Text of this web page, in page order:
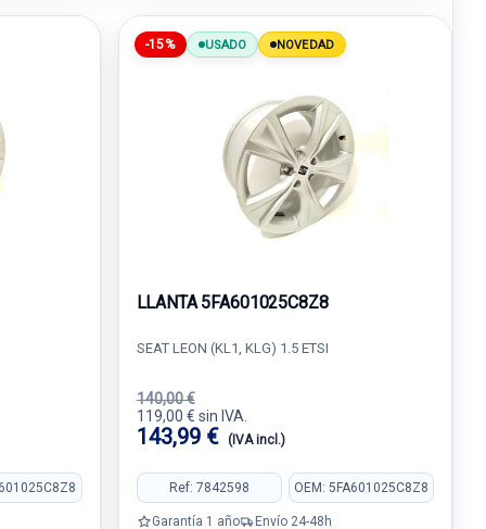
-15% USADO NOVEDAD
LLANTA 5FA601025C8Z8
SEAT LEON (KL1, KLG) 1.5 ETSI
140,00 €
119,00 € sin IVA.
143,99 € (IVA incl.)
Ref: 7842598 OEM: 5FA601025C8Z8
Garantía 1 año Envío 24-48h